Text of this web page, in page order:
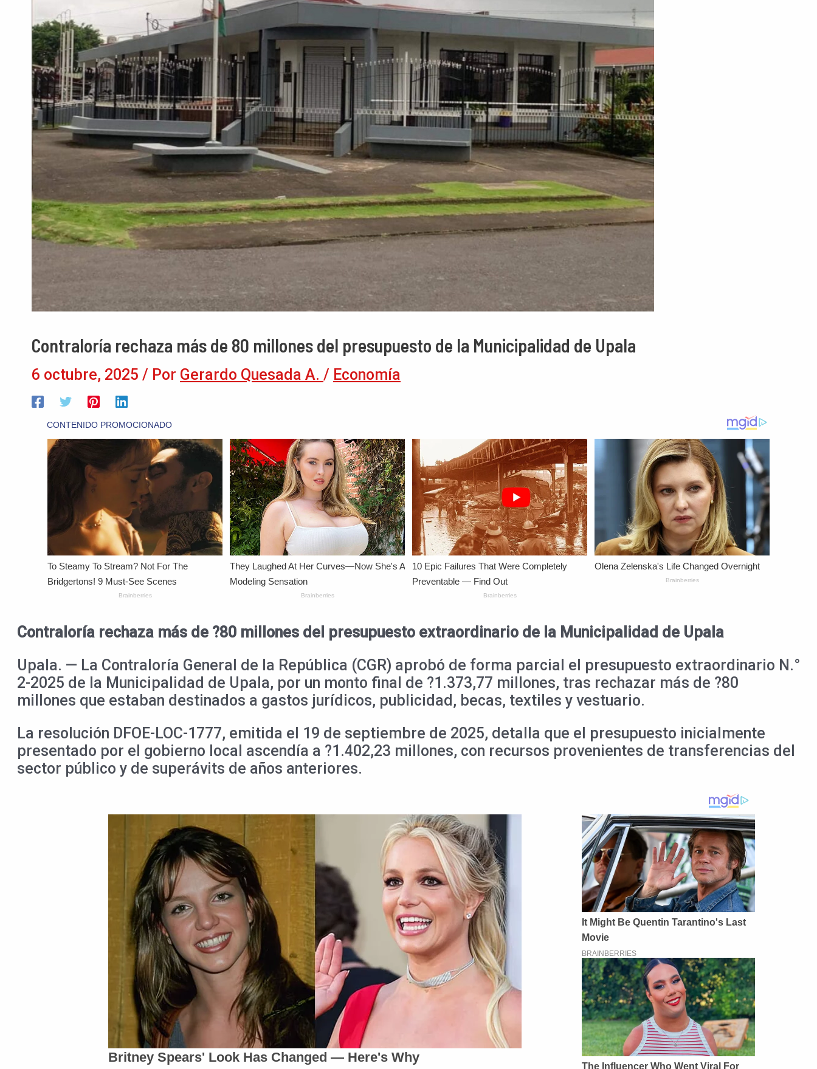
Contraloría rechaza más de 80 millones del presupuesto de la Municipalidad de Upala
6 octubre, 2025 / Por Gerardo Quesada A. / Economía
Contraloría rechaza más de ?80 millones del presupuesto extraordinario de la Municipalidad de Upala
Upala. — La Contraloría General de la República (CGR) aprobó de forma parcial el presupuesto extraordinario N.°
2-2025 de la Municipalidad de Upala, por un monto final de ?1.373,77 millones, tras rechazar más de ?80
millones que estaban destinados a gastos jurídicos, publicidad, becas, textiles y vestuario.
La resolución DFOE-LOC-1777, emitida el 19 de septiembre de 2025, detalla que el presupuesto inicialmente
presentado por el gobierno local ascendía a ?1.402,23 millones, con recursos provenientes de transferencias del
sector público y de superávits de años anteriores.